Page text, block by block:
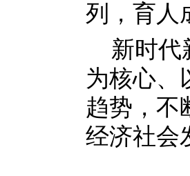
列，育人
新时代
为核心、
趋势，不
经济社会